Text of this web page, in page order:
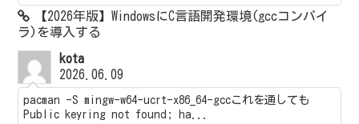
【2026年版】WindowsにC言語開発環境(gccコンパイ
ラ)を導入する
kota
2026.06.09
pacman -S mingw-w64-ucrt-x86_64-gccこれを通しても
Public keyring not found; ha...